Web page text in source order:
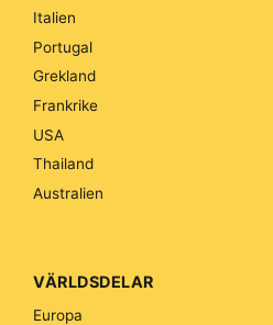
Italien
Portugal
Grekland
Frankrike
USA
Thailand
Australien
VÄRLDSDELAR
Europa